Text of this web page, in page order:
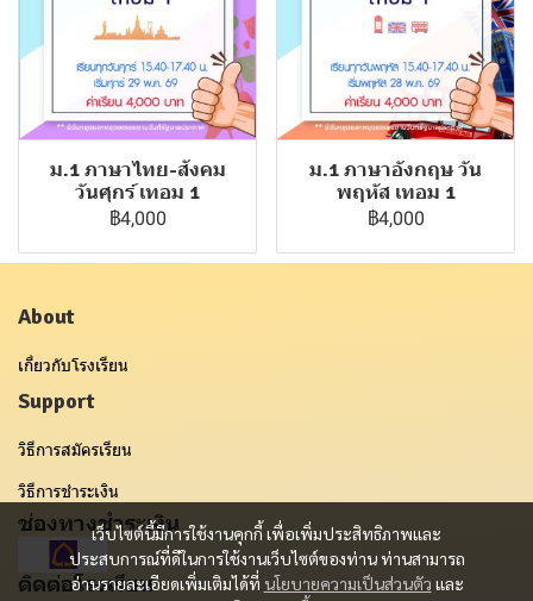
ม.1 ภาษาไทย-สังคม
วันศุกร์ เทอม 1
฿4,000
ม.1 ภาษาอังกฤษ วัน
พฤหัส เทอม 1
฿4,000
เว็บไซต์นี้มีการใช้งานคุกกี้ เพื่อเพิ่มประสิทธิภาพและ
ประสบการณ์ที่ดีในการใช้งานเว็บไซต์ของท่าน ท่านสามารถ
อ่านรายละเอียดเพิ่มเติมได้ที่ นโยบายความเป็นส่วนตัว และ
About
เกี่ยวกับโรงเรียน
Support
วิธีการสมัครเรียน
วิธีการชำระเงิน
ช่องทางชำระเงิน
ติดต่อโรงเรียน